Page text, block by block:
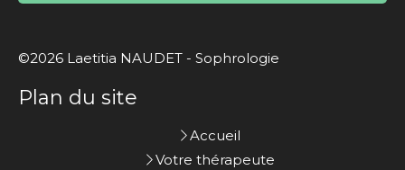
©2026 Laetitia NAUDET - Sophrologie
Plan du site
Accueil
Votre thérapeute